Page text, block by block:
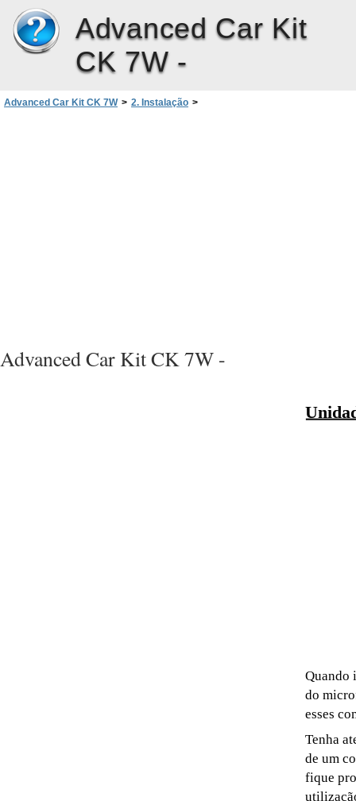
Advanced Car Kit
CK 7W -
Advanced Car Kit CK 7W > 2. Instalação >
Advanced Car Kit CK 7W -
Quando
do
esses
Tenha
de um
fique